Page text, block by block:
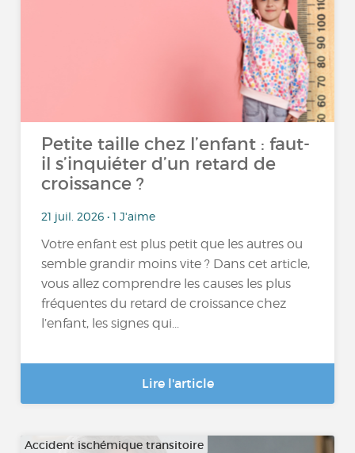
Petite taille chez l’enfant : faut-
il s’inquiéter d’un retard de
croissance ?
21 juil. 2026 • 1 J'aime
Votre enfant est plus petit que les autres ou
semble grandir moins vite ? Dans cet article,
vous allez comprendre les causes les plus
fréquentes du retard de croissance chez
l’enfant, les signes qui...
Lire l'article
Accident ischémique transitoire